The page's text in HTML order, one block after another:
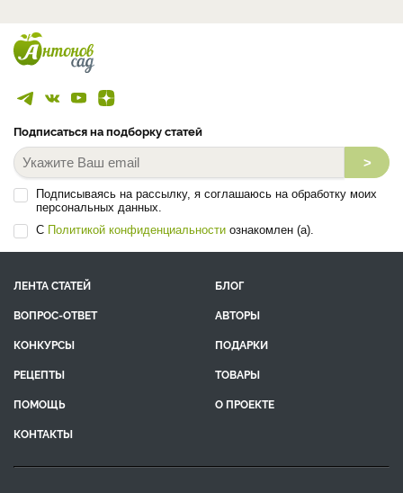
Подписаться на подборку статей
>
Подписываясь на рассылку, я соглашаюсь на обработку моих
персональных данных.
С Политикой конфиденциальности ознакомлен (а).
ЛЕНТА СТАТЕЙ
БЛОГ
ВОПРОС-ОТВЕТ
АВТОРЫ
КОНКУРСЫ
ПОДАРКИ
РЕЦЕПТЫ
ТОВАРЫ
ПОМОЩЬ
О ПРОЕКТЕ
КОНТАКТЫ